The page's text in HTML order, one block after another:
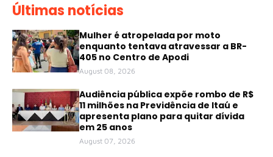
Últimas notícias
Mulher é atropelada por moto
enquanto tentava atravessar a BR-
405 no Centro de Apodi
August 08, 2026
Audiência pública expõe rombo de R$
11 milhões na Previdência de Itaú e
apresenta plano para quitar dívida
em 25 anos
August 07, 2026